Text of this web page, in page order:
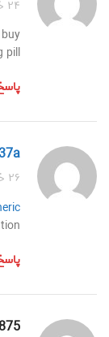
۲۴ خرداد ۱۴۰۴ در ۱۰:۲۲ ب.ظ
buy
pill
۲۶ خرداد ۱۴۰۴ در ۹:۲۸ ب.ظ